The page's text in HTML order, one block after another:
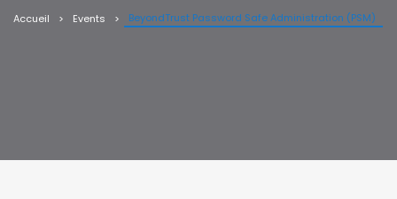
Accueil Events BeyondTrust Password Safe Administration (PSM)